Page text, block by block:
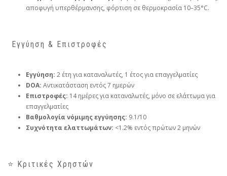
αποφυγή υπερθέρμανσης, φόρτιση σε θερμοκρασία 10–35°C.
️ Εγγύηση & Επιστροφές
Εγγύηση: 2 έτη για καταναλωτές, 1 έτος για επαγγελματίες
DOA: Αντικατάσταση εντός 7 ημερών
Επιστροφές: 14 ημέρες για καταναλωτές, μόνο σε ελάττωμα για
επαγγελματίες
Βαθμολογία νόμιμης εγγύησης: 9.1/10
Συχνότητα ελαττωμάτων: <1.2% εντός πρώτων 2 μηνών
⭐ Κριτικές Χρηστών